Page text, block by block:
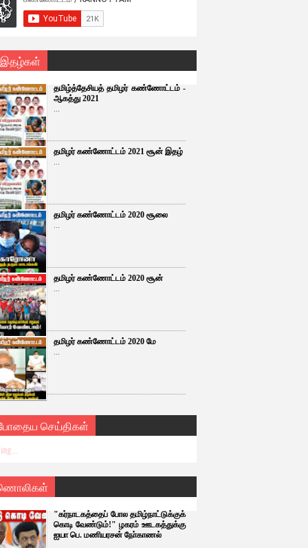
இதழ்கள்
தமிழ்த்தேசியத் தமிழர் கண்ணோட்டம் -
ஆகத்து 2021
...
தமிழர் கண்ணோட்டம் 2021 சூன் இதழ்
...
தமிழர் கண்ணோட்டம் 2020 சூலை
...
தமிழர் கண்ணோட்டம் 2020 சூன்
...
தமிழர் கண்ணோட்டம் 2020 மே
...
செய்திகள்
"கர்நாடகத்தைப் போல தமிழ்நாட்டுக்குக்
கொடி வேண்டும்!" ழகரம் ஊடகத்துக்கு
ஐயா பெ. மணியரசன் நோ்காணல்